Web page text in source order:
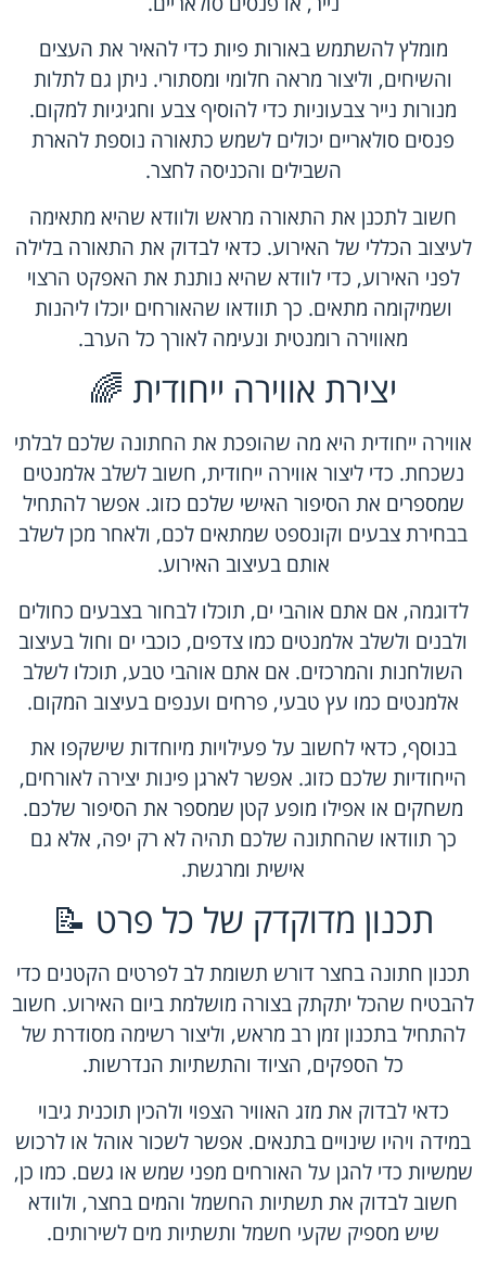
מומלץ להשתמש באורות פיות כדי להאיר את העצים
והשיחים, וליצור מראה חלומי ומסתורי. ניתן גם לתלות
מנורות נייר צבעוניות כדי להוסיף צבע וחגיגיות למקום.
פנסים סולאריים יכולים לשמש כתאורה נוספת להארת
השבילים והכניסה לחצר.
חשוב לתכנן את התאורה מראש ולוודא שהיא מתאימה
לעיצוב הכללי של האירוע. כדאי לבדוק את התאורה בלילה
לפני האירוע, כדי לוודא שהיא נותנת את האפקט הרצוי
ושמיקומה מתאים. כך תוודאו שהאורחים יוכלו ליהנות
מאווירה רומנטית ונעימה לאורך כל הערב.
יצירת אווירה ייחודית 🌈
אווירה ייחודית היא מה שהופכת את החתונה שלכם לבלתי
נשכחת. כדי ליצור אווירה ייחודית, חשוב לשלב אלמנטים
שמספרים את הסיפור האישי שלכם כזוג. אפשר להתחיל
בבחירת צבעים וקונספט שמתאים לכם, ולאחר מכן לשלב
אותם בעיצוב האירוע.
לדוגמה, אם אתם אוהבי ים, תוכלו לבחור בצבעים כחולים
ולבנים ולשלב אלמנטים כמו צדפים, כוכבי ים וחול בעיצוב
השולחנות והמרכזים. אם אתם אוהבי טבע, תוכלו לשלב
אלמנטים כמו עץ טבעי, פרחים וענפים בעיצוב המקום.
בנוסף, כדאי לחשוב על פעילויות מיוחדות שישקפו את
הייחודיות שלכם כזוג. אפשר לארגן פינות יצירה לאורחים,
משחקים או אפילו מופע קטן שמספר את הסיפור שלכם.
כך תוודאו שהחתונה שלכם תהיה לא רק יפה, אלא גם
אישית ומרגשת.
תכנון מדוקדק של כל פרט 📝
תכנון חתונה בחצר דורש תשומת לב לפרטים הקטנים כדי
להבטיח שהכל יתקתק בצורה מושלמת ביום האירוע. חשוב
להתחיל בתכנון זמן רב מראש, וליצור רשימה מסודרת של
כל הספקים, הציוד והתשתיות הנדרשות.
כדאי לבדוק את מזג האוויר הצפוי ולהכין תוכנית גיבוי
במידה ויהיו שינויים בתנאים. אפשר לשכור אוהל או לרכוש
שמשיות כדי להגן על האורחים מפני שמש או גשם. כמו כן,
חשוב לבדוק את תשתיות החשמל והמים בחצר, ולוודא
שיש מספיק שקעי חשמל ותשתיות מים לשירותים.